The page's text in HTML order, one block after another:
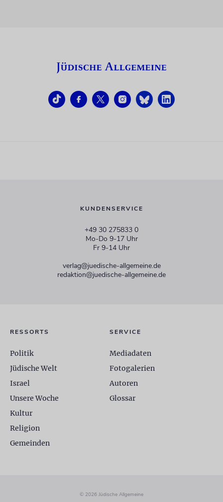
KUNDENSERVICE
+49 30 275833 0
Mo-Do 9-17 Uhr
Fr 9-14 Uhr
verlag@juedische-allgemeine.de
redaktion@juedische-allgemeine.de
RESSORTS
Politik
Jüdische Welt
Israel
Unsere Woche
Kultur
Religion
Gemeinden
SERVICE
Mediadaten
Fotogalerien
Autoren
Glossar
© 2026 Jüdische Allgemeine